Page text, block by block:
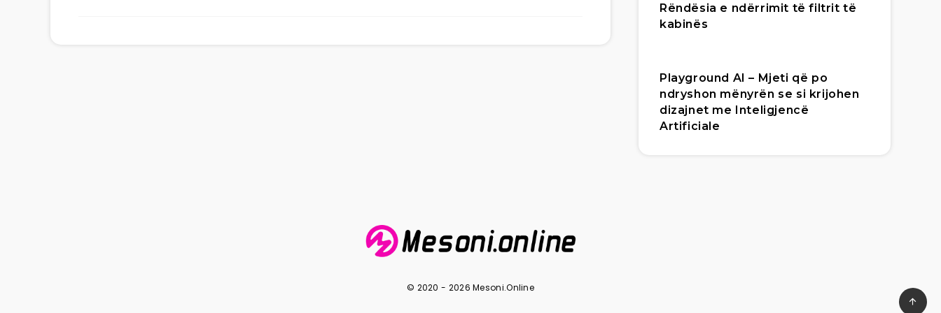
Rëndësia e ndërrimit të filtrit të
kabinës
Playground AI – Mjeti që po
ndryshon mënyrën se si krijohen
dizajnet me Inteligjencë
Artificiale
© 2020 - 2026 Mesoni.Online